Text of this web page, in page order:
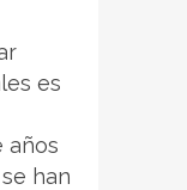
es
años
han